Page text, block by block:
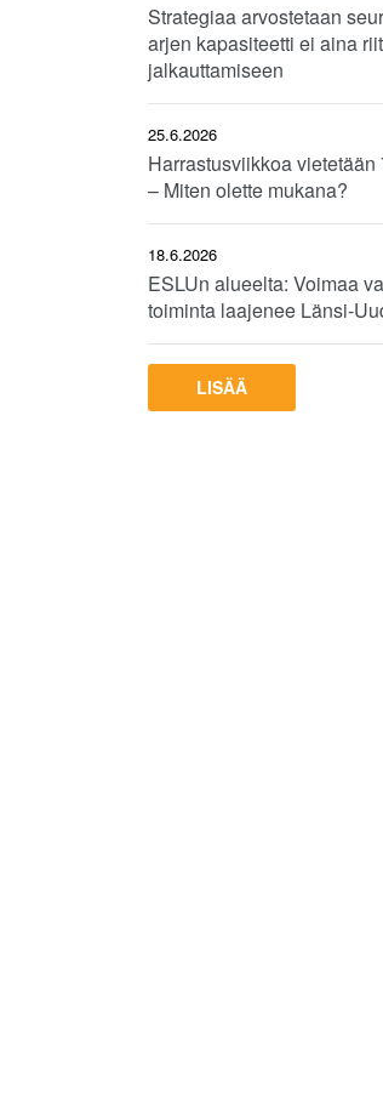
Strategiaa arvostetaan
arjen kapasiteetti ei aina
jalkauttamiseen
25.6.2026
Harrastusviikkoa vietetään
– Miten olette mukana?
18.6.2026
ESLUn alueelta: Voimaa
toiminta laajenee Länsi-
LISÄÄ